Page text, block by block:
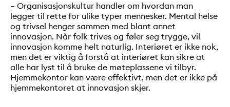
– Organisasjonskultur handler om hvordan man
legger til rette for ulike typer mennesker. Mental helse
og trivsel henger sammen med blant annet
innovasjon. Når folk trives og føler seg trygge, vil
innovasjon komme helt naturlig. Interiøret er ikke nok,
men det er viktig å forstå at interiøret kan sikre at
alle har lyst til å bruke de møteplassene vi tilbyr.
Hjemmekontor kan være effektivt, men det er ikke på
hjemmekontoret at innovasjon skjer.